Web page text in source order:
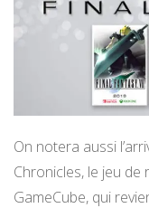
On notera aussi
Chronicles, le jeu
GameCube, qui